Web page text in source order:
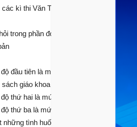
các kì thi Văn THPT quốc gia những năm
trong phần đọc hiểu văn bản vốn có
đầu tiên là mức độ Nhận biết: mức độ
giáo khoa cơ bản.
thứ hai là mức độ Thông hiểu: mức độ
thứ ba là mức độ Vận dụng: mức độ
những tình huống, bài tập mới khác sách